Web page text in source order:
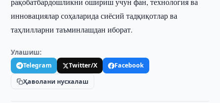
инновациялар соҳаларида сиёсий тадқиқотлар ва
таҳлилларни таъминлашдан иборат.
Улашиш:
Telegram Twitter/X
Facebook
Ҳаволани нусхалаш